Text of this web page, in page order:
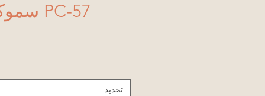
PC-57 سموكي ميرلوت
تحديد